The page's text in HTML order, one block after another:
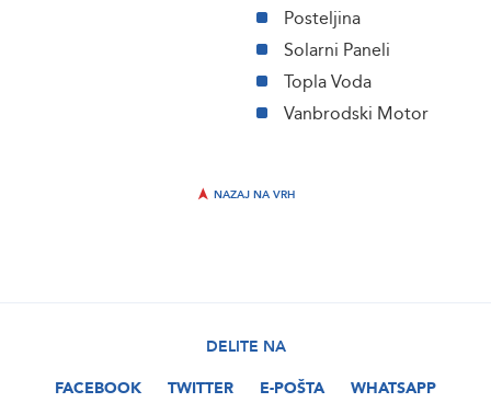
Posteljina
Solarni Paneli
Topla Voda
Vanbrodski Motor
NAZAJ NA VRH
DELITE NA
FACEBOOK
TWITTER E-POŠTA
WHATSAPP